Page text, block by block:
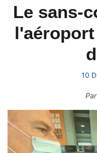
Le sans-
10
Par